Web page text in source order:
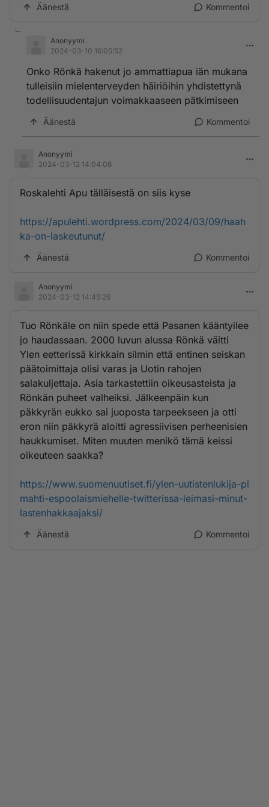
Äänestä Kommentoi
Anonyymi
2024-03-10 16:05:52
Onko Rönkä hakenut jo ammattiapua iän mukana
tulleisiin mielenterveyden häiriöihin yhdistettynä
todellisuudentajun voimakkaaseen pätkimiseen
Äänestä Kommentoi
Anonyymi
2024-03-12 14:04:08
Roskalehti Apu tälläisestä on siis kyse
https://apulehti.wordpress.com/2024/03/09/haah
ka-on-laskeutunut/
Äänestä Kommentoi
Anonyymi
2024-03-12 14:45:26
Tuo Rönkäle on niin spede että Pasanen kääntyilee
jo haudassaan. 2000 luvun alussa Rönkä väitti
Ylen eetterissä kirkkain silmin että entinen seiskan
päätoimittaja olisi varas ja Uotin rahojen
salakuljettaja. Asia tarkastettiin oikeusasteista ja
Rönkän puheet valheiksi. Jälkeenpäin kun
päkkyrän eukko sai juoposta tarpeekseen ja otti
eron niin päkkyrä aloitti agressiivisen perheenisien
haukkumiset. Miten muuten menikö tämä keissi
oikeuteen saakka?
https://www.suomenuutiset.fi/ylen-uutistenlukija-pi
mahti-espoolaismiehelle-twitterissa-leimasi-minut-
lastenhakkaajaksi/
Äänestä Kommentoi